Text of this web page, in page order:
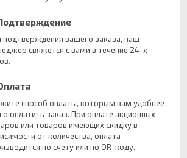
подтверждения вашего заказа, наш
свяжется с вами в течение 24-х
способ оплаты, которым вам удобнее
оплатить заказ. При оплате акционных
или товаров имеющих скидку в
от количества, оплата
по счету или по QR-коду.